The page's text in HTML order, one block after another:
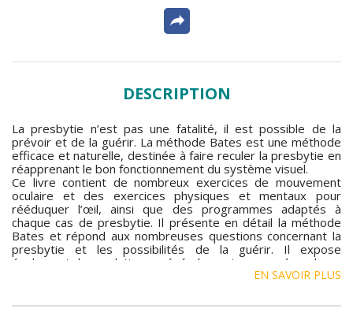
DESCRIPTION
La presbytie n’est pas une fatalité, il est possible de la
prévoir et de la guérir. La méthode Bates est une méthode
efficace et naturelle, destinée à faire reculer la presbytie en
réapprenant le bon fonctionnement du système visuel.
Ce livre contient de nombreux exercices de mouvement
oculaire et des exercices physiques et mentaux pour
rééduquer l’œil, ainsi que des programmes adaptés à
chaque cas de presbytie. Il présente en détail la méthode
Bates et répond aux nombreuses questions concernant la
presbytie et les possibilités de la guérir. Il expose
également les solutions généralement proposées, leurs
inconvénients et leurs limites. D’autres méthodes naturelles
Feldenkrais…
EN SAVOIR PLUS